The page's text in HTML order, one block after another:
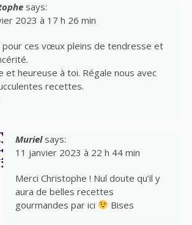
says:
2023 à 17 h 26 min
pour ces vœux pleins de tendresse et
et heureuse à toi. Régale nous avec
recettes.
Muriel says:
11 janvier 2023 à 22 h 44 min
Merci Christophe ! Nul doute qu’il y
aura de belles recettes
gourmandes par ici
Bises